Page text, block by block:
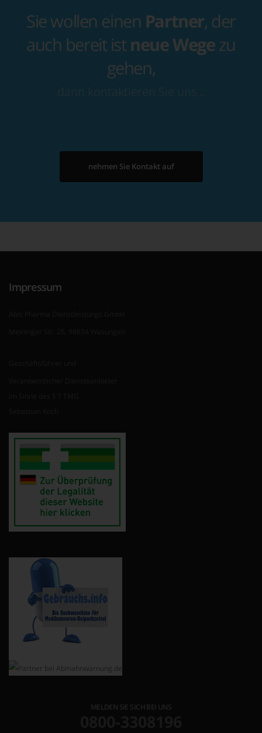
Sie wollen einen Partner, der
auch bereit ist neue Wegezu
gehen,
dann kontaktieren Sie uns…
nehmen Sie Kontakt auf
Impressum
MELDEN SIE SICH BEI UNS